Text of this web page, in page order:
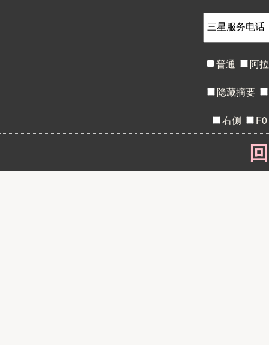
普通 阿
隐藏摘要
右侧 F0